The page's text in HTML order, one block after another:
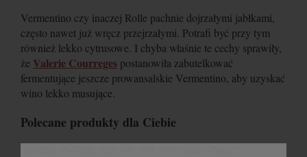
Vermentino czy inaczej Rolle pachnie dojrzałymi jabłkami,
często nawet już wręcz przejrzałymi. Potrafi być przy tym
również lekko cytrusowe. I chyba właśnie te cechy sprawiły,
że Valerie Courreges postanowiła zabutelkować
fermentujące jeszcze prowansalskie Vermentino, aby uzyskać
wino lekko musujące.
Polecane produkty dla Ciebie